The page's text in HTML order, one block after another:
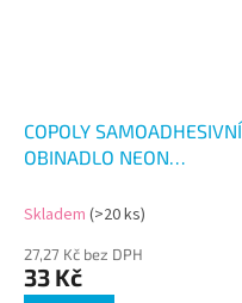
COPOLY SAMOADHESIVNÍ
OBINADLO NEON
Skladem (>20 ks)
27,27 Kč bez DPH
33 Kč